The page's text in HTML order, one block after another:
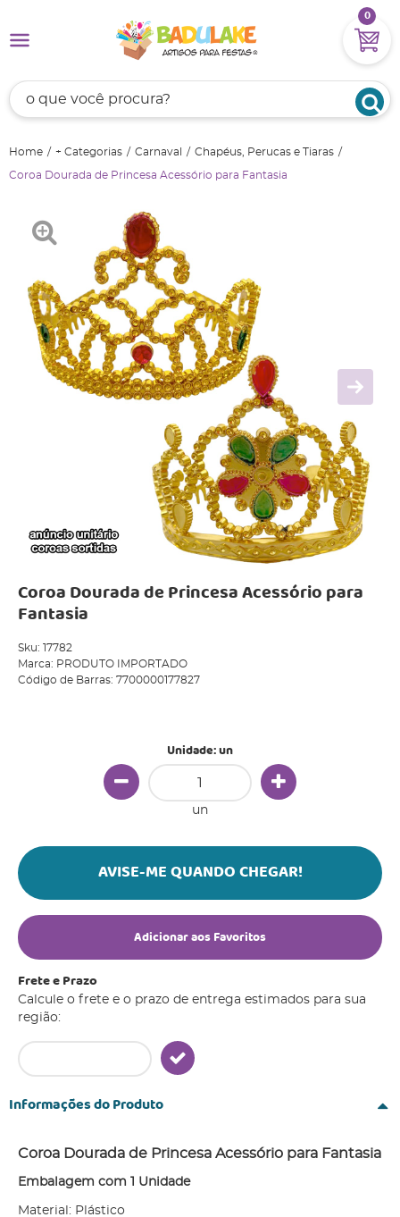
0
Home + Categorias Carnaval Chapéus, Perucas e Tiaras
Coroa Dourada de Princesa Acessório para Fantasia
Coroa Dourada de Princesa Acessório para
Fantasia
Sku:
17782
Marca: PRODUTO IMPORTADO
Código de Barras: 7700000177827
Unidade: un
un
AVISE-ME QUANDO CHEGAR!
Adicionar aos Favoritos
Frete e Prazo
Calcule o frete e o prazo de entrega estimados para sua
região:
Informações do Produto
Coroa Dourada de Princesa Acessório para Fantasia
Embalagem com 1 Unidade
Material: Plástico